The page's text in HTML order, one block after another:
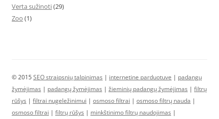
Verta sužinoti(29)
Zoo (1)
© 2015SEO straipsnių talpinimas | internetine parduotuve | padangų
žymėjimas | padangų žymėjimas | žieminių padangų žymėjimas | filtrų
rūšys | filtrai nugeležinimui | osmoso filtrai | osmoso filtrų nauda |
osmoso filtrai | filtrų rūšys | minkštinimo filtrų naudojimas |